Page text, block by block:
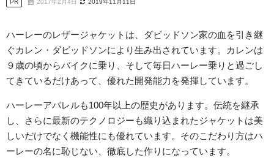
PR 2017年2月4日 2019年11月11日
ハーレーのレザージャケットは、ダビッドソン家の血を引き継
ぐカレン・ダビッドソンにより生み出されています。カレンは
９歳の頃からバイクに乗り、そして毎日ハーレー乗りと過ごし
てきているだけあって、優れた開発能力を発揮しています。
ハーレーアパレルも100年以上の歴史があります。伝統を継承
し、さらに最新のテクノロジーも織り込まれたジャケットは美
しいだけでなく機能性にも優れています。そのこだわり方はハ
ーレーの名に恥じない、徹底した作りになっています。